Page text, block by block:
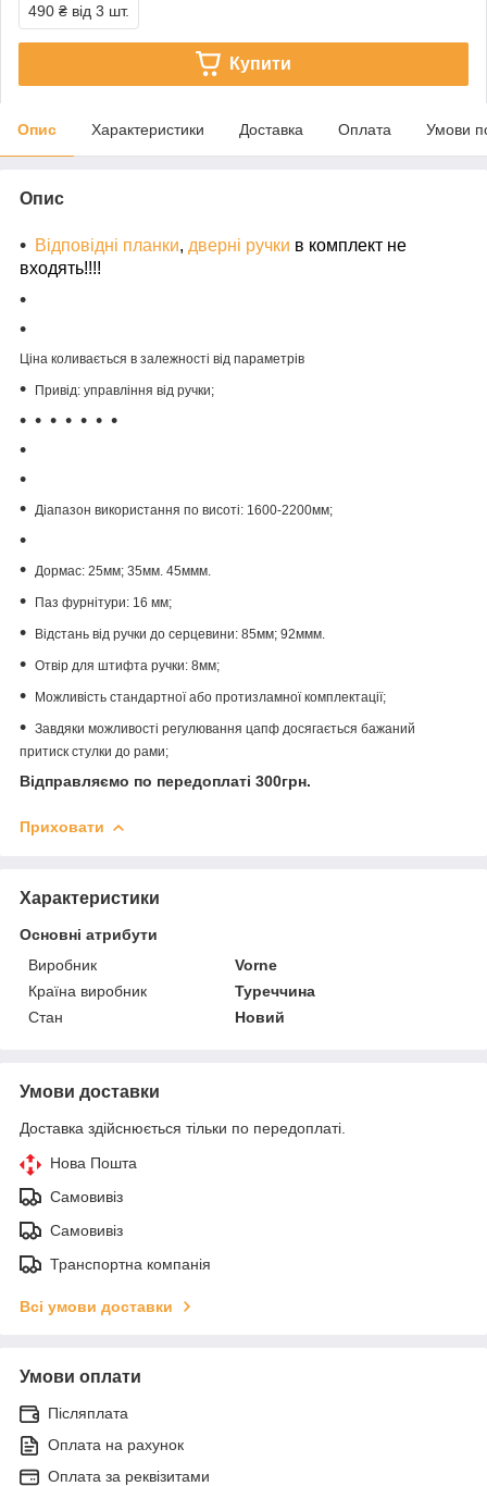
490 ₴ від 3 шт.
Купити
Опис Характеристики Доставка Оплата Умови
Опис
Відповідні планки, дверні ручки в комплект не
входять!!!!
Ціна коливається в залежності від параметрів
Привід: управління від ручки;
Діапазон використання по висоті: 1600-2200мм;
Дормас: 25мм; 35мм. 45ммм.
Паз фурнітури: 16 мм;
Відстань від ручки до серцевини: 85мм; 92ммм.
Отвір для штифта ручки: 8мм;
Можливість стандартної або протизламної комплектації;
Завдяки можливості регулювання цапф досягається бажаний
притиск стулки до рами;
Відправляємо по передоплаті 300грн.
Приховати
Характеристики
Основні атрибути
Виробник
Vorne
Країна виробник
Туреччина
Стан
Новий
Умови доставки
Доставка здійснюється тільки по передоплаті.
Нова Пошта
Самовивіз
Самовивіз
Транспортна компанія
Всі умови доставки
Умови оплати
Післяплата
Оплата на рахунок
Оплата за реквізитами